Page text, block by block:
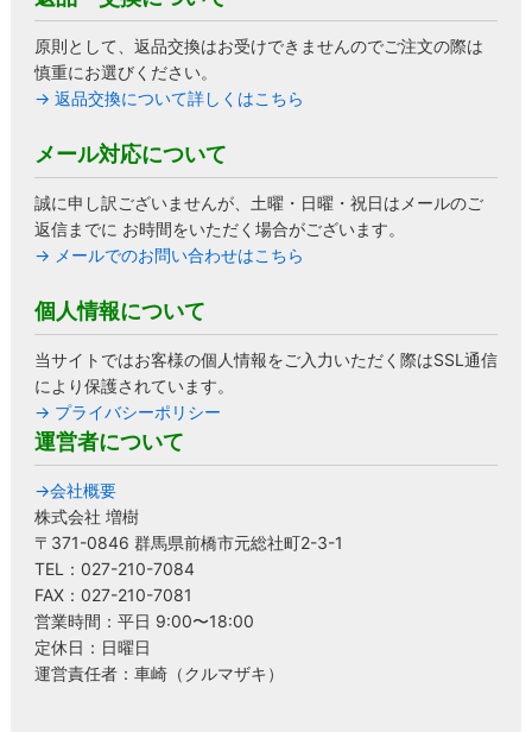
原則として、返品交換はお受けできませんのでご注文の際は
慎重にお選びください。
→ 返品交換について詳しくはこちら
メール対応について
誠に申し訳ございませんが、土曜・日曜・祝日はメールのご
返信までに お時間をいただく場合がございます。
→ メールでのお問い合わせはこちら
個人情報について
当サイトではお客様の個人情報をご入力いただく際はSSL通信
により保護されています。
→ プライバシーポリシー
運営者について
→会社概要
株式会社 増樹
〒371-0846 群馬県前橋市元総社町2-3-1
TEL：027-210-7084
FAX：027-210-7081
営業時間：平日 9:00〜18:00
定休日：日曜日
運営責任者：車崎（クルマザキ）